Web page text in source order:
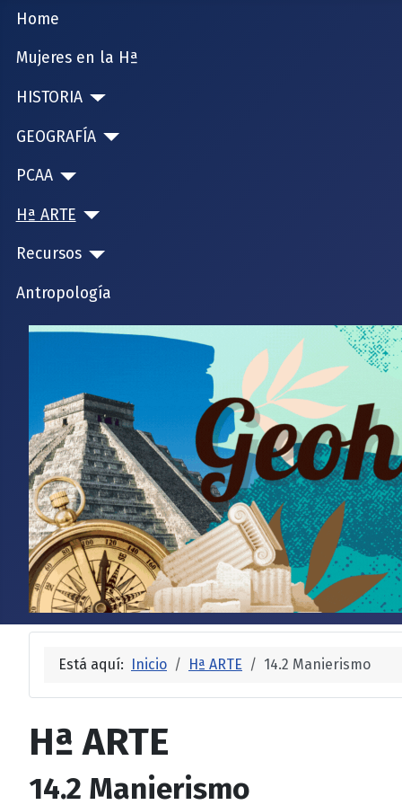
Home
Mujeres en la Hª
HISTORIA
GEOGRAFÍA
PCAA
Hª ARTE
Recursos
Antropología
Está aquí: Inicio Hª ARTE 14.2 Manierismo
Hª ARTE
14.2 Manierismo